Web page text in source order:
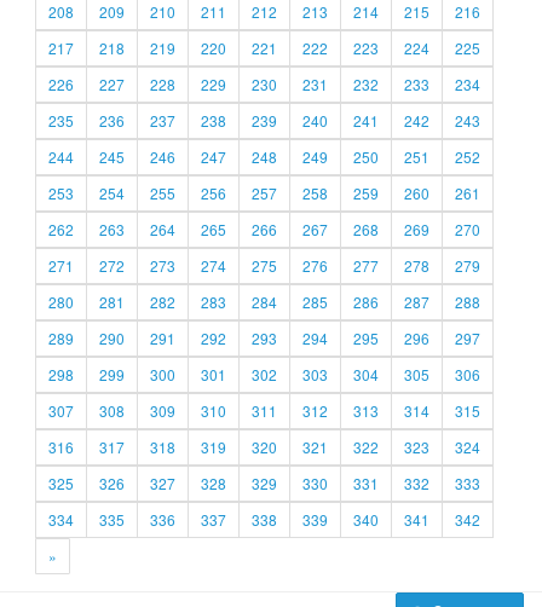
208
209 210 211 212 213 214 215
216
217
218 219 220 221 222 223 224
225
226
227 228 229 230 231 232 233
234
235
236 237 238 239 240 241 242
243
244
245 246 247 248 249 250 251
252
253
254 255 256 257 258 259 260
261
262
263 264 265 266 267 268 269
270
271
272 273 274 275 276 277 278
279
280
281 282 283 284 285 286 287
288
289
290 291 292 293 294 295 296
297
298
299 300 301 302 303 304 305
306
307
308 309 310 311 312 313 314
315
316
317 318 319 320 321 322 323
324
325
326 327 328 329 330 331 332
333
334
335 336 337 338 339 340 341
342
»